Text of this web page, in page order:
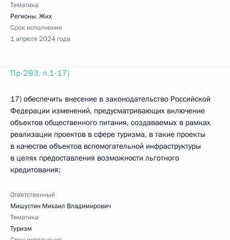
Тематика
Регионы,Жкх
Срок исполнения
1 апреля 2024 года
Пр-293, п.1-17)
17) обеспечить внесение в законодательство Российской
Федерации изменений, предусматривающих включение
объектов общественного питания, создаваемых в рамках
реализации проектов в сфере туризма, в такие проекты
в качестве объектов вспомогательной инфраструктуры
в целях предоставления возможности льготного
кредитования;
Ответственный
Мишустин Михаил Владимирович
Тематика
Туризм